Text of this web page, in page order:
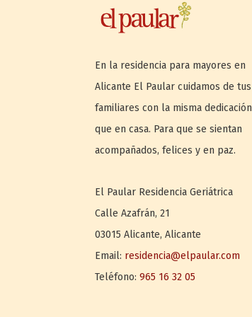
En la residencia para mayores en
Alicante El Paular cuidamos de tus
familiares con la misma dedicación
que en casa. Para que se sientan
acompañados, felices y en paz.
El Paular Residencia Geriátrica
Calle Azafrán, 21
03015 Alicante,Alicante
Email: residencia@elpaular.com
Teléfono:965 16 32 05